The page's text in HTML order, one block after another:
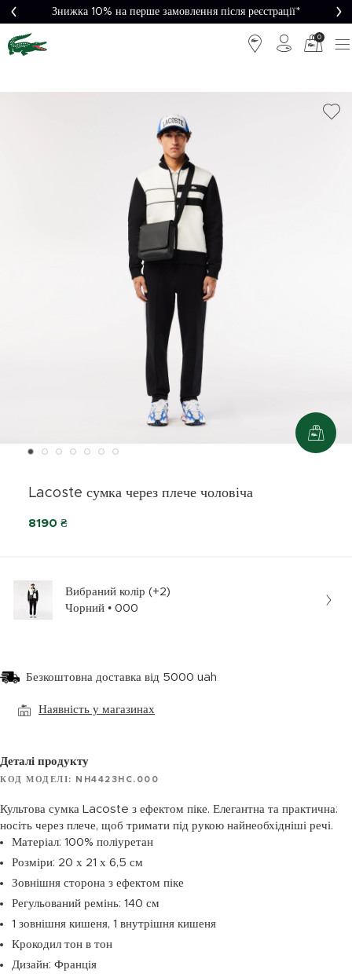
Знижка 10% на перше замовлення після реєстрації*
0
Lacoste сумка через плече чоловіча
8190 ₴
Вибраний колір (+2)
Чорний • 000
Безкоштовна доставка від 5000 uah
Наявність у магазинах
Деталі продукту
КОД МОДЕЛІ: NH4423HC.000
Культова сумка Lacoste з ефектом піке. Елегантна та практична:
носіть через плече, щоб тримати під рукою найнеобхідніші речі.
Матеріал: 100% поліуретан
Розміри: 20 х 21 х 6,5 см
Зовнішня сторона з ефектом піке
Регульований ремінь: 140 см
1 зовнішня кишеня, 1 внутрішня кишеня
Крокодил тон в тон
Дизайн: Франція
Безкоштовна
доставка від
5000₴*